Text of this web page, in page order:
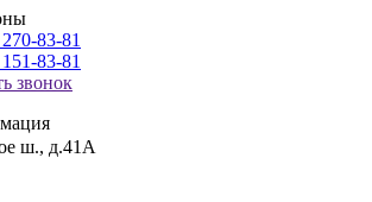
83-81
83-81
звонок
ш., д.41А